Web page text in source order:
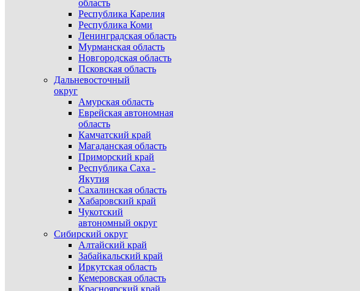
область
Республика Карелия
Республика Коми
Ленинградская область
Мурманская область
Новгородская область
Псковская область
Дальневосточный
округ
Амурская область
Еврейская автономная
область
Камчатский край
Магаданская область
Приморский край
Республика Саха -
Якутия
Сахалинская область
Хабаровский край
Чукотский
автономный округ
Сибирский округ
Алтайский край
Забайкальский край
Иркутская область
Кемеровская область
Красноярский край